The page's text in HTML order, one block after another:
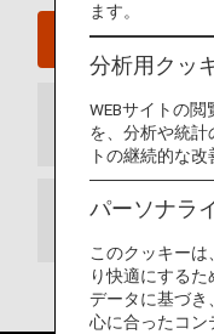
台湾桃園
到着ターミナル
出発ターミナル
ます。
分析用クッ
WEBサイトの
を、分析や統計
トの継続的な改
パーソナラ
このクッキーは
り快適にする
データに基づき
心に合ったコン